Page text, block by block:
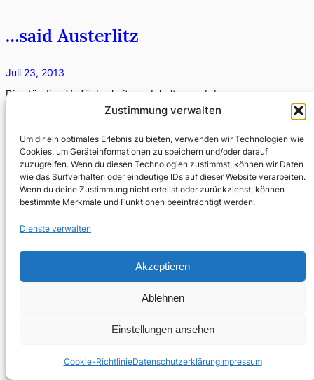
Zustimmung verwalten
Um dir ein optimales Erlebnis zu bieten, verwenden wir Technologien wie
Cookies, um Geräteinformationen zu speichern und/oder darauf
zuzugreifen. Wenn du diesen Technologien zustimmst, können wir Daten
wie das Surfverhalten oder eindeutige IDs auf dieser Website verarbeiten.
Wenn du deine Zustimmung nicht erteilst oder zurückziehst, können
bestimmte Merkmale und Funktionen beeinträchtigt werden.
Dienste verwalten
Akzeptieren
Ablehnen
Einstellungen ansehen
Cookie-RichtlinieDatenschutzerklärungImpressum
…said Austerlitz
Juli 23, 2013
Die ständige Verfügbarkeit von Inhalten und deren
kontinuierliche Weiterverbreitung im Zeitalter der
wirklich neue, unerhörte, besondere Artefakte, die…